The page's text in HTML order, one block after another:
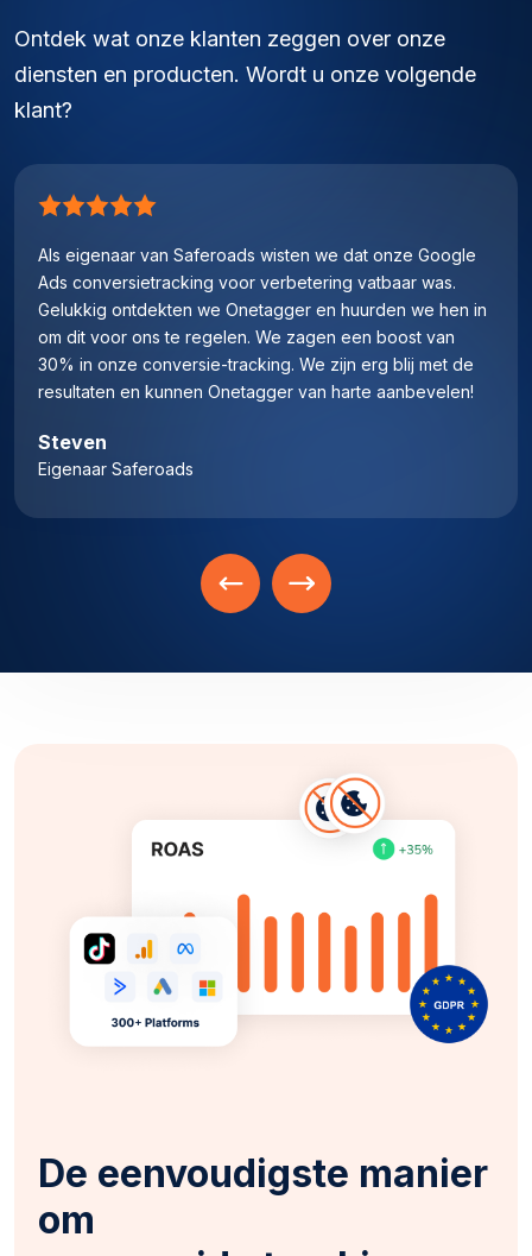
Ontdek wat onze klanten zeggen over onze
diensten en producten. Wordt u onze volgende
klant?
Als eigenaar van Saferoads wisten we dat onze Google
Ads conversietracking voor verbetering vatbaar was.
Gelukkig ontdekten we Onetagger en huurden we hen in
om dit voor ons te regelen. We zagen een boost van
30% in onze conversie-tracking. We zijn erg blij met de
resultaten en kunnen Onetagger van harte aanbevelen!
Steven
Eigenaar Saferoads
De eenvoudigste manier
om